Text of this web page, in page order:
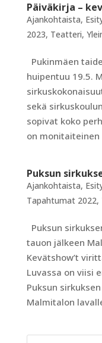
Päiväkirja –
Ajankohtaista,
2023, Teatteri,
Pukinmäen
huipentuu 19.5.
sekä
sopivat koko
on monitaiteinen
Puksun
Ajankohtaista,
Tapahtumat 2022,
Puksun
tauon jälkeen
Kevätshow’t
Luvassa on viisi
Puksun
Malmitalon